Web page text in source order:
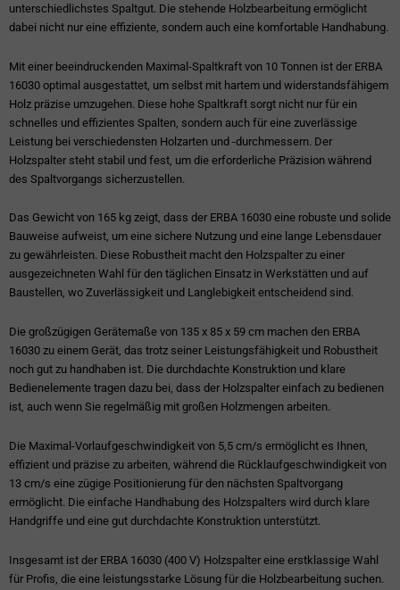
unterschiedlichstes Spaltgut. Die stehende Holzbearbeitung ermöglicht
dabei nicht nur eine effiziente, sondern auch eine komfortable Handhabung.
Mit einer beeindruckenden Maximal-Spaltkraft von 10 Tonnen ist der ERBA
16030 optimal ausgestattet, um selbst mit hartem und widerstandsfähigem
Holz präzise umzugehen. Diese hohe Spaltkraft sorgt nicht nur für ein
schnelles und effizientes Spalten, sondern auch für eine zuverlässige
Leistung bei verschiedensten Holzarten und -durchmessern. Der
Holzspalter steht stabil und fest, um die erforderliche Präzision während
des Spaltvorgangs sicherzustellen.
Das Gewicht von 165 kg zeigt, dass der ERBA 16030 eine robuste und solide
Bauweise aufweist, um eine sichere Nutzung und eine lange Lebensdauer
zu gewährleisten. Diese Robustheit macht den Holzspalter zu einer
ausgezeichneten Wahl für den täglichen Einsatz in Werkstätten und auf
Baustellen, wo Zuverlässigkeit und Langlebigkeit entscheidend sind.
Die großzügigen Gerätemaße von 135 x 85 x 59 cm machen den ERBA
16030 zu einem Gerät, das trotz seiner Leistungsfähigkeit und Robustheit
noch gut zu handhaben ist. Die durchdachte Konstruktion und klare
Bedienelemente tragen dazu bei, dass der Holzspalter einfach zu bedienen
ist, auch wenn Sie regelmäßig mit großen Holzmengen arbeiten.
Die Maximal-Vorlaufgeschwindigkeit von 5,5 cm/s ermöglicht es Ihnen,
effizient und präzise zu arbeiten, während die Rücklaufgeschwindigkeit von
13 cm/s eine zügige Positionierung für den nächsten Spaltvorgang
ermöglicht. Die einfache Handhabung des Holzspalters wird durch klare
Handgriffe und eine gut durchdachte Konstruktion unterstützt.
Insgesamt ist der ERBA 16030 (400 V) Holzspalter eine erstklassige Wahl
für Profis, die eine leistungsstarke Lösung für die Holzbearbeitung suchen.